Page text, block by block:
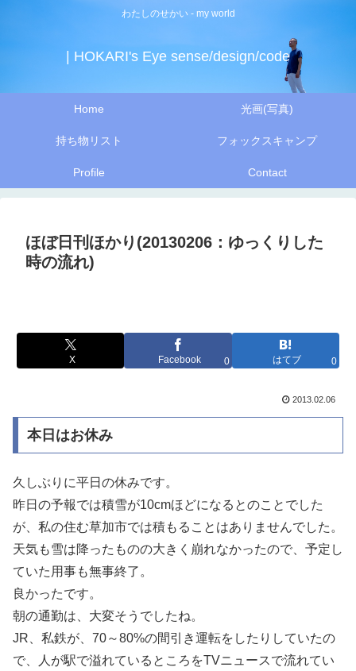
わたしのせかい - my world
| HOKARI's Eye sense/design/code
Home 光画(写真)
持ち物リスト フォックスキャンプ
Profile Contact
ほぼ日刊ほかり(20130206：ゆっくりした
時の流れ)
X Facebook 0 はてブ 0
2013.02.06
本日はお休み
久しぶりに平日の休みです。
昨日の予報では積雪が10cmほどになるとのことでした
が、私の住む草加市では積もることはありませんでした。
天気も雪は降ったものの大きく崩れなかったので、予定し
ていた用事も無事終了。
良かったです。
朝の通勤は、大変そうでしたね。
JR、私鉄が、70～80%の間引き運転をしたりしていたの
で、人が駅で溢れているところをTVニュースで流れてい